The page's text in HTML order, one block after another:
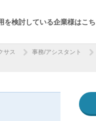
を検討している企業様はこ
サス
事務/アシスタント